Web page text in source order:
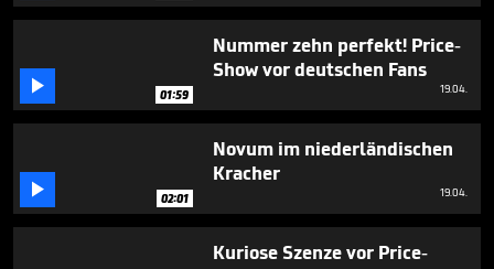
 01:59
Nummer zehn perfekt! Price-
Show vor deutschen Fans
19.04.
 02:01
Novum im niederländischen
Kracher
19.04.
Kuriose Szenze vor Price-